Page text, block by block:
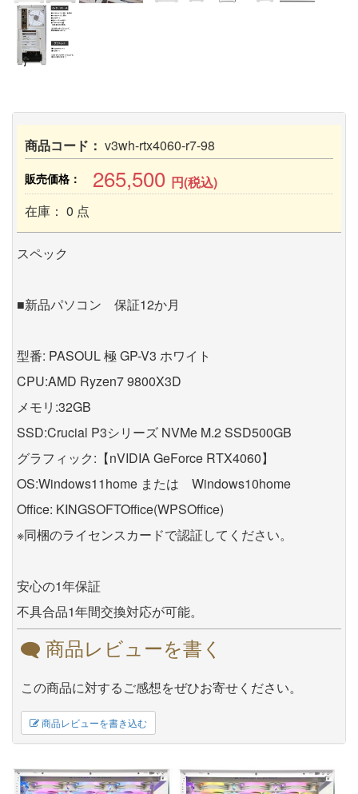
商品コード： v3wh-rtx4060-r7-98
販売価格： 265,500 円(税込)
在庫： 0 点
スペック
■新品パソコン 保証12か月
型番: PASOUL 極 GP-V3 ホワイト
CPU:AMD Ryzen7 9800X3D
メモリ:32GB
SSD:Crucial P3シリーズ NVMe M.2 SSD500GB
グラフィック:【nVIDIA GeForce RTX4060】
OS:Windows11home または Windows10home
Office: KINGSOFTOffice(WPSOffice)
※同梱のライセンスカードで認証してください。
安心の1年保証
不具合品1年間交換対応が可能。
商品レビューを書く
この商品に対するご感想をぜひお寄せください。
商品レビューを書き込む